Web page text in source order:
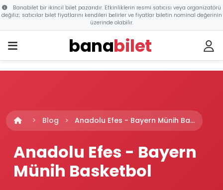
Banabilet bir ikincil bilet pazarıdır. Etkinliklerin resmi satıcısı veya organizatörü
değiliz; satıcılar bilet fiyatlarını kendileri belirler ve fiyatlar biletin nominal değerinin
üzerinde olabilir.
banabilet
Blog Anadolu Efes - Bayern Münih Ba...
Anadolu Efes - Bayern
Münih Basketbol